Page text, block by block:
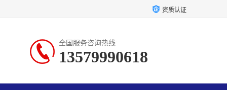
资质认证
全国服务咨询热线:
13579990618